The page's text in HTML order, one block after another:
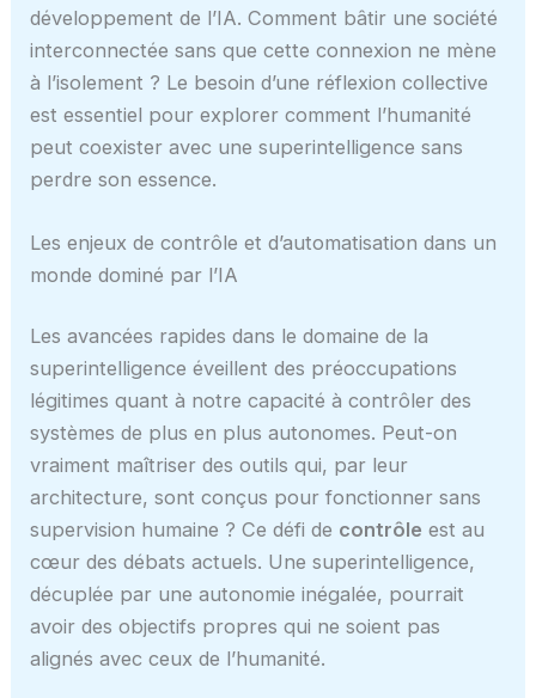
développement de l’IA. Comment bâtir une société
interconnectée sans que cette connexion ne mène
à l’isolement ? Le besoin d’une réflexion collective
est essentiel pour explorer comment l’humanité
peut coexister avec une superintelligence sans
perdre son essence.
Les enjeux de contrôle et d’automatisation dans un
monde dominé par l’IA
Les avancées rapides dans le domaine de la
superintelligence éveillent des préoccupations
légitimes quant à notre capacité à contrôler des
systèmes de plus en plus autonomes. Peut-on
vraiment maîtriser des outils qui, par leur
architecture, sont conçus pour fonctionner sans
supervision humaine ? Ce défi de contrôle est au
cœur des débats actuels. Une superintelligence,
décuplée par une autonomie inégalée, pourrait
avoir des objectifs propres qui ne soient pas
alignés avec ceux de l’humanité.